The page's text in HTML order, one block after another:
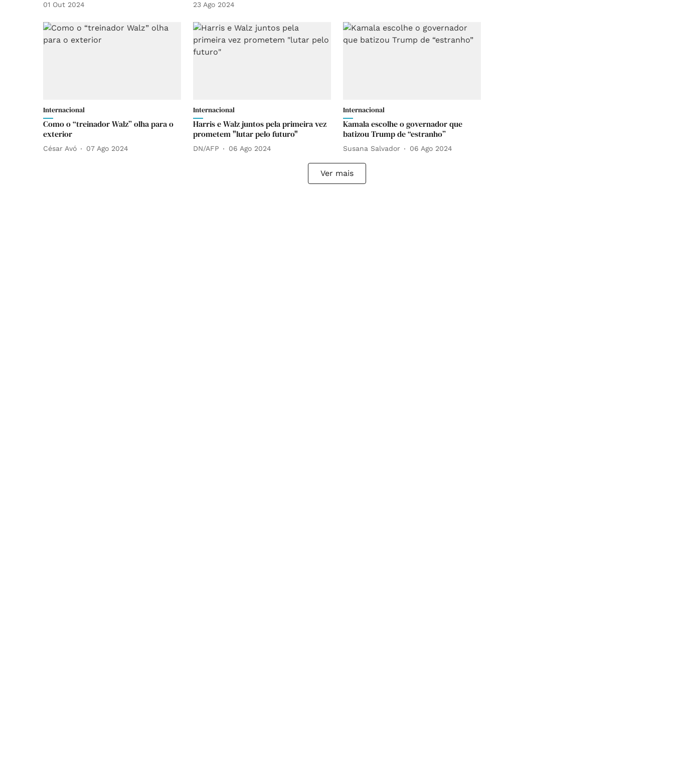
01 Out 2024
23 Ago 2024
Internacional
Como o “treinador Walz” olha para o
exterior
César Avó 07 Ago 2024
Internacional
Harris e Walz juntos pela primeira vez
prometem "lutar pelo futuro"
DN/AFP 06 Ago 2024
Internacional
Kamala escolhe o governador que
batizou Trump de “estranho”
Susana Salvador 06 Ago 2024
Ver mais